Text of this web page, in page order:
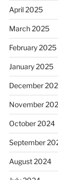
April 2025
March 2025
February 2025
January 2025
December
November
October 2024
September
August 2024